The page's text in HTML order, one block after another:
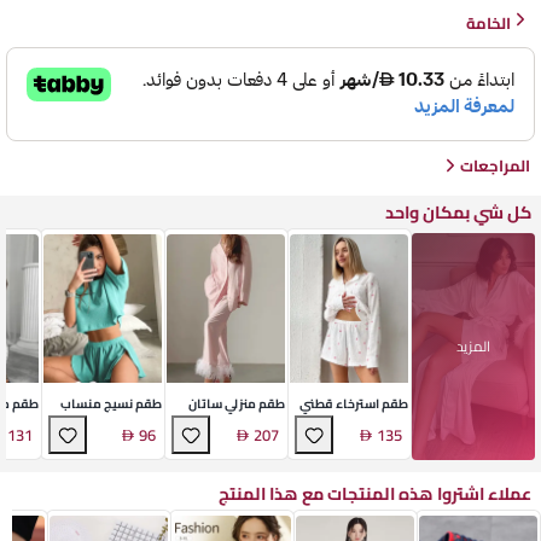
الخامة
المراجعات
كل شي بمكان واحد
المزيد
طقم استرخاء قطني
فاخر
135
طقم منزلي ساتان
ناعم
207
طقم نسيج منساب
ناعم
96
طقم
ناعم
131
عملاء اشتروا هذه المنتجات مع هذا المنتج